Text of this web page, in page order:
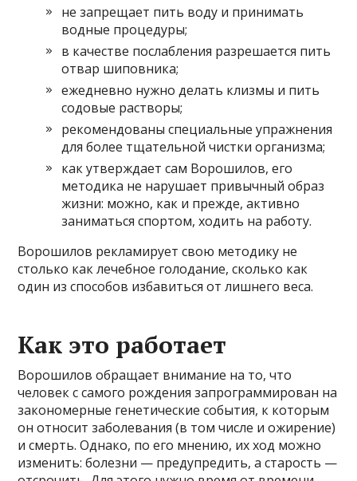
не запрещает пить воду и принимать
водные процедуры;
в качестве послабления разрешается пить
отвар шиповника;
ежедневно нужно делать клизмы и пить
содовые растворы;
рекомендованы специальные упражнения
для более тщательной чистки организма;
как утверждает сам Ворошилов, его
методика не нарушает привычный образ
жизни: можно, как и прежде, активно
заниматься спортом, ходить на работу.
Ворошилов рекламирует свою методику не
столько как лечебное голодание, сколько как
один из способов избавиться от лишнего веса.
Как это работает
Ворошилов обращает внимание на то, что
человек с самого рождения запрограммирован на
закономерные генетические события, к которым
он относит заболевания (в том числе и ожирение)
и смерть. Однако, по его мнению, их ход можно
изменить: болезни — предупредить, а старость —